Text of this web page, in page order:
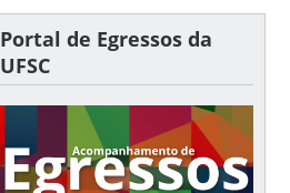
Portal de Egressos da
UFSC